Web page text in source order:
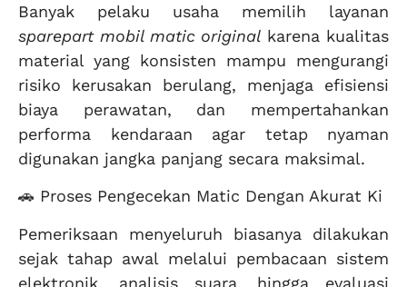
Banyak pelaku usaha memilih layanan
sparepart mobil matic original karena kualitas
material yang konsisten mampu mengurangi
risiko kerusakan berulang, menjaga efisiensi
biaya perawatan, dan mempertahankan
performa kendaraan agar tetap nyaman
digunakan jangka panjang secara maksimal.
🚗 Proses Pengecekan Matic Dengan Akurat Ki
Pemeriksaan menyeluruh biasanya dilakukan
sejak tahap awal melalui pembacaan sistem
elektronik, analisis suara, hingga evaluasi